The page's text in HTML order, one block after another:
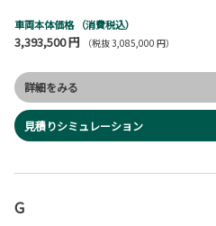
車両本体価格 （消費税込）
3,393,500 円 （税抜 3,085,000 円）
詳細をみる
見積りシミュレーション
G